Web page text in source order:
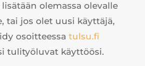
olemassa olevalle
tai jos olet uusi käyttäjä,
osoitteessatulsu.fi
tulityöluvat käyttöösi.